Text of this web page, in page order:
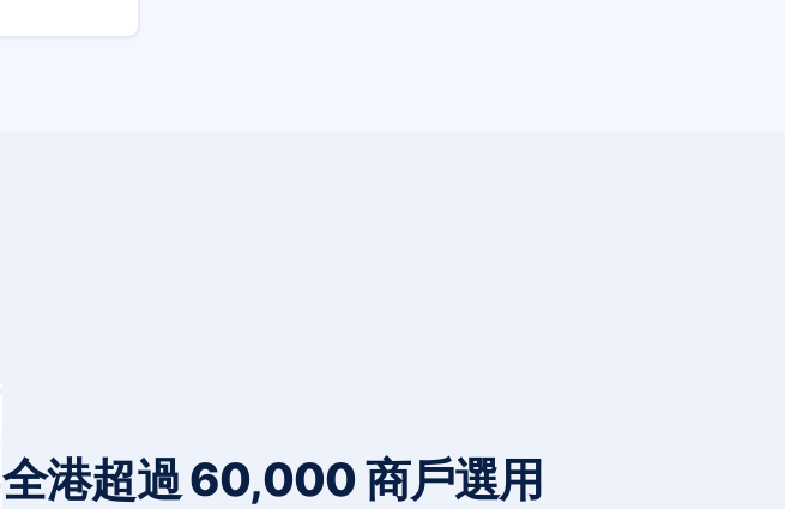
全港超過 60,000 商戶選用